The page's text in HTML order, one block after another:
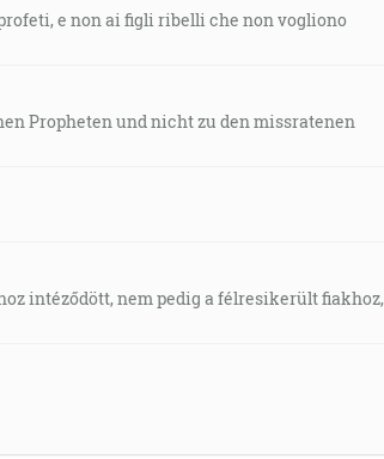
e non ai figli ribelli che non vogliono
Propheten und nicht zu den missratenen
intéződött, nem pedig a félresikerült fiakhoz,